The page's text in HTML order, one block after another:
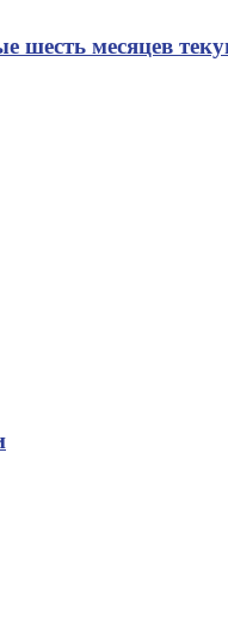
шесть месяцев